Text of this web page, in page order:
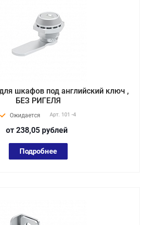
шкафов под английский ключ ,
БЕЗ РИГЕЛЯ
Ожидается Арт. 101 -4
от 238,05 рублей
Подробнее